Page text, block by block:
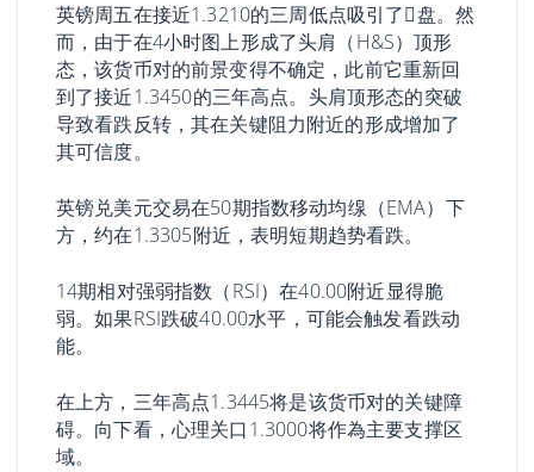
英镑周五在接近1.3210的三周低点吸引了𧹒盘。然
而，由于在4小时图上形成了头肩（H&S）顶形
态，该货币对的前景变得不确定，此前它重新回
到了接近1.3450的三年高点。头肩顶形态的突破
导致看跌反转，其在关键阻力附近的形成增加了
其可信度。
英镑兑美元交易在50期指数移动均缐（EMA）下
方，约在1.3305附近，表明短期趋势看跌。
14期相对强弱指数（RSI）在40.00附近显得脆
弱。如果RSI跌破40.00水平，可能会触发看跌动
能。
在上方，三年高点1.3445将是该货币对的关键障
碍。向下看，心理关口1.3000将作為主要支撑区
域。